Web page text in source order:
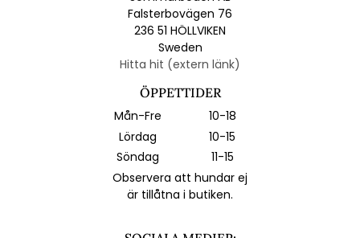
Falsterbovägen 76
236 51 HÖLLVIKEN
Sweden
Hitta hit (extern länk)
ÖPPETTIDER
Mån-Fre
10-18
Lördag
10-15
Söndag
11-15
Observera att hundar ej
är tillåtna i butiken.